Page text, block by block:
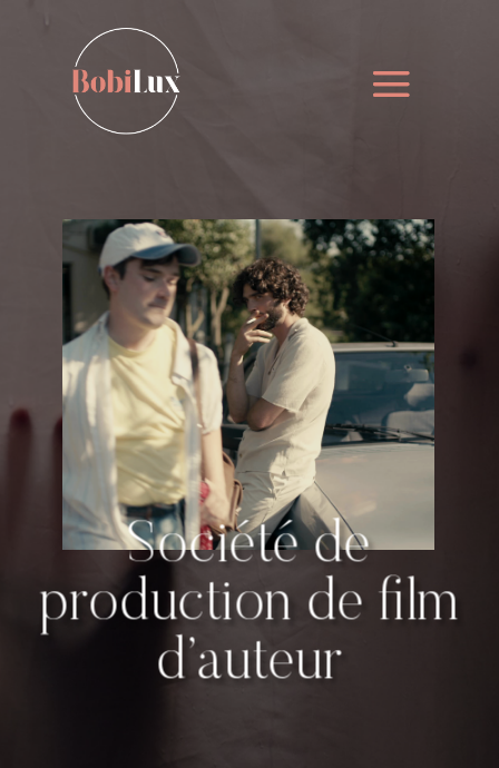
Société de
production de film
d’auteur